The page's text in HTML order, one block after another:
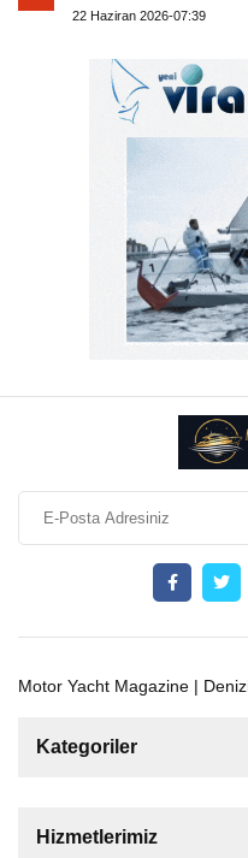
22 Haziran 2026-07:39
Motor Yacht Magazine |
Kategoriler
Tekne
Hizmetlerimiz